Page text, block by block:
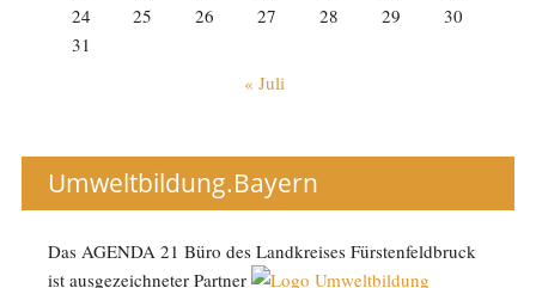
24
25 26 27 28 29
30
31
« Juli
Umweltbildung.Bayern
Das AGENDA 21 Büro des Landkreises Fürstenfeldbruck
ist ausgezeichneter Partner